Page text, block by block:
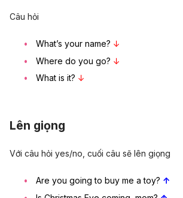
Câu hỏi
What’s your name? ↓
Where do you go? ↓
What is it? ↓
Lên giọng
Với câu hỏi yes/no, cuối câu sẽ lên giọng
Are you going to buy me a toy? ↑